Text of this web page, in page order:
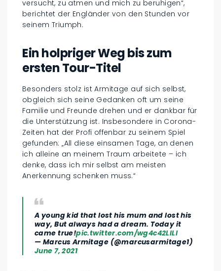
versucht, zu atmen und mich zu beruhigen“,
berichtet der Engländer von den Stunden vor
seinem Triumph.
Ein holpriger Weg bis zum
ersten Tour-Titel
Besonders stolz ist Armitage auf sich selbst,
obgleich sich seine Gedanken oft um seine
Familie und Freunde drehen und er dankbar für
die Unterstützung ist. Insbesondere in Corona-
Zeiten hat der Profi offenbar zu seinem Spiel
gefunden: „All diese einsamen Tage, an denen
ich alleine an meinem Traum arbeitete – ich
denke, dass ich mir selbst am meisten
Anerkennung schenken muss.“
A young kid that lost his mum and lost his
way, But always had a dream. Today it
came true!pic.twitter.com/wg4c42LILl
— Marcus Armitage (@marcusarmitage1)
June 7, 2021